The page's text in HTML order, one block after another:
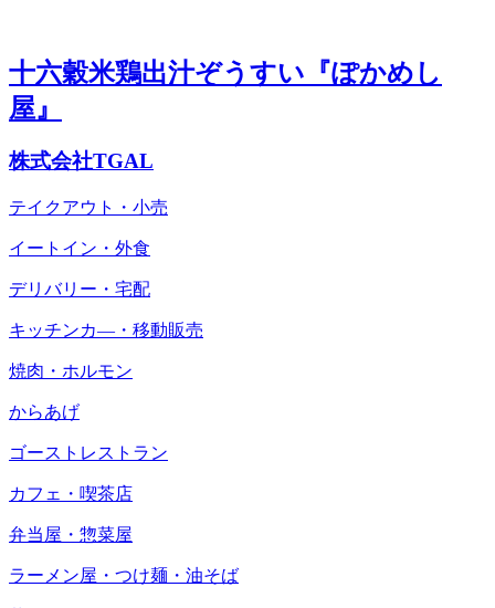
十六穀米鶏出汁ぞうすい『ぽかめし
屋』
株式会社TGAL
テイクアウト・小売
イートイン・外食
デリバリー・宅配
キッチンカ―・移動販売
焼肉・ホルモン
からあげ
ゴーストレストラン
カフェ・喫茶店
弁当屋・惣菜屋
ラーメン屋・つけ麺・油そば